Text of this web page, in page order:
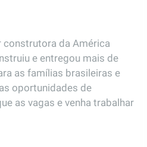
construtora da América
e entregou mais de
as famílias brasileiras e
oportunidades de
as vagas e venha trabalhar